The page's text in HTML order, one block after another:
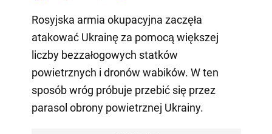
Rosyjska armia okupacyjna zaczęła
atakować Ukrainę za pomocą większej
liczby bezzałogowych statków
powietrznych i dronów wabików. W ten
sposób wróg próbuje przebić się przez
parasol obrony powietrznej Ukrainy.